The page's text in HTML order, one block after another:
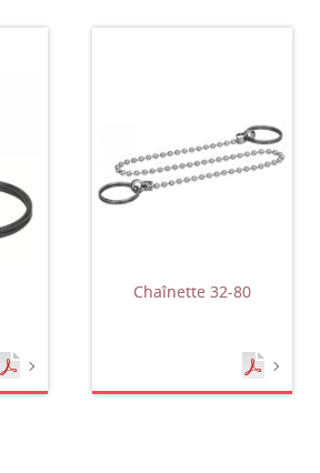
Chaînette 32-80